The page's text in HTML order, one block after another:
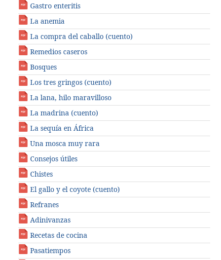
Gastro enteritis
La anemia
La compra del caballo (cuento)
Remedios caseros
Bosques
Los tres gringos (cuento)
La lana, hilo maravilloso
La madrina (cuento)
La sequía en África
Una mosca muy rara
Consejos útiles
Chistes
El gallo y el coyote (cuento)
Refranes
Adinivanzas
Recetas de cocina
Pasatiempos